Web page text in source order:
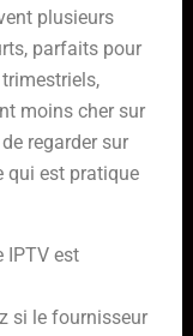
plusieurs
parfaits pour
moins cher sur
regarder sur
qui est pratique
IPTV est
si le fournisseur